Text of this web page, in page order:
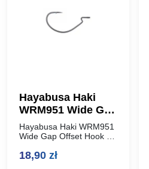
Hayabusa Haki
WRM951 Wide Gap
Offset Hook #1
Hayabusa Haki WRM951
Wide Gap Offset Hook #1
stworzyła WRM951 Wide
18,90 zł